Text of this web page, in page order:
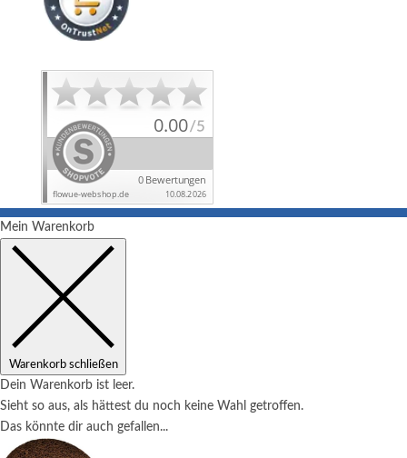
Mein Warenkorb
Warenkorb schließen
Dein Warenkorb ist leer.
Sieht so aus, als hättest du noch keine Wahl getroffen.
Das könnte dir auch gefallen...